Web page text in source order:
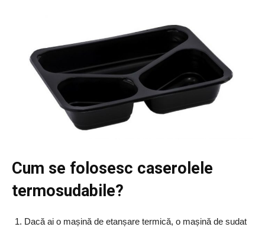
Cum se folosesc caserolele
termosudabile?
Dacă ai o mașină de etanșare termică, o mașină de sudat